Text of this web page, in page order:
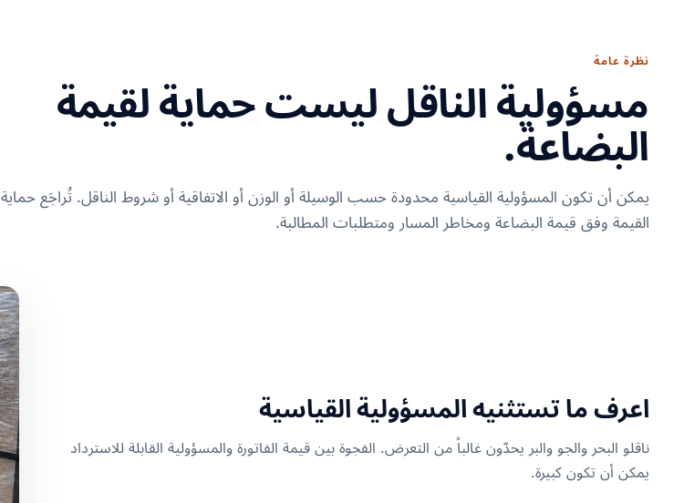
نظرة عامة
مسؤولية الناقل ليست حماية لقيمة
البضاعة.
يمكن أن تكون المسؤولية القياسية محدودة حسب الوسيلة أو الوزن أو الاتفاقية أو شروط الناقل. تُراجَع حماية
القيمة وفق قيمة البضاعة ومخاطر المسار ومتطلبات المطالبة.
اعرف ما تستثنيه المسؤولية القياسية
ناقلو البحر والجو والبر يحدّون غالباً من التعرض. الفجوة بين قيمة الفاتورة والمسؤولية القابلة للاسترداد
يمكن أن تكون كبيرة.